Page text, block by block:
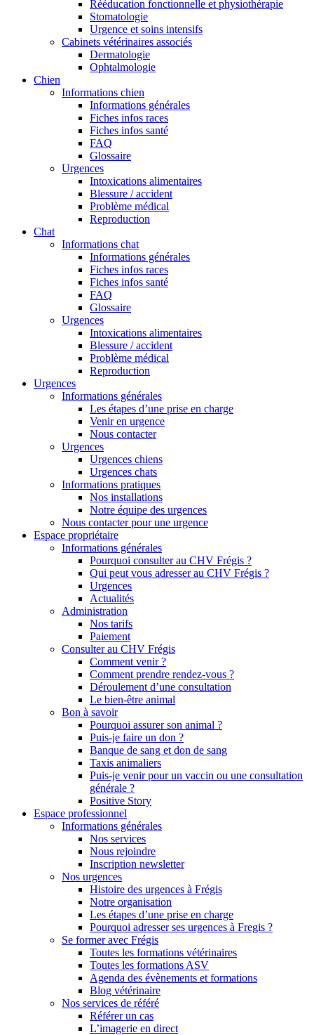
Rééducation fonctionnelle et physiothérapie
Stomatologie
Urgence et soins intensifs
Cabinets vétérinaires associés
Dermatologie
Ophtalmologie
Chien
Informations chien
Informations générales
Fiches infos races
Fiches infos santé
FAQ
Glossaire
Urgences
Intoxications alimentaires
Blessure / accident
Problème médical
Reproduction
Chat
Informations chat
Informations générales
Fiches infos races
Fiches infos santé
FAQ
Glossaire
Urgences
Intoxications alimentaires
Blessure / accident
Problème médical
Reproduction
Urgences
Informations générales
Les étapes d’une prise en charge
Venir en urgence
Nous contacter
Urgences
Urgences chiens
Urgences chats
Informations pratiques
Nos installations
Notre équipe des urgences
Nous contacter pour une urgence
Espace propriétaire
Informations générales
Pourquoi consulter au CHV Frégis ?
Qui peut vous adresser au CHV Frégis ?
Urgences
Actualités
Administration
Nos tarifs
Paiement
Consulter au CHV Frégis
Comment venir ?
Comment prendre rendez-vous ?
Déroulement d’une consultation
Le bien-être animal
Bon à savoir
Pourquoi assurer son animal ?
Puis-je faire un don ?
Banque de sang et don de sang
Taxis animaliers
Puis-je venir pour un vaccin ou une consultation
générale ?
Positive Story
Espace professionnel
Informations générales
Nos services
Nous rejoindre
Inscription newsletter
Nos urgences
Histoire des urgences à Frégis
Notre organisation
Les étapes d’une prise en charge
Pourquoi adresser ses urgences à Fregis ?
Se former avec Frégis
Toutes les formations vétérinaires
Toutes les formations ASV
Agenda des évènements et formations
Blog vétérinaire
Nos services de référé
Référer un cas
L’imagerie en direct